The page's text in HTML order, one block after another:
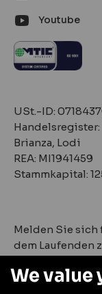
Youtube
‍‍USt.-ID:
Brianza, Lodi
REA: MI1941459
Stammkapital:
Melden Sie sich
dem Laufenden
We value